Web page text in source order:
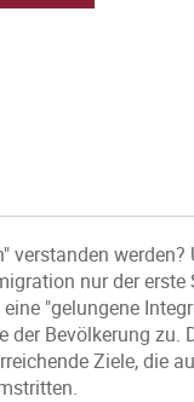
verstanden
nur der
"gelungene
Bevölkerung
Ziele, die